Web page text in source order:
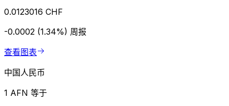
0.0123016 CHF
-0.0002 (1.34%) 周报
查看图表
中国人民币
1 AFN 等于